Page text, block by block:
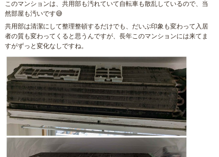
このマンションは、共用部も汚れていて自転車も散乱しているので、当
然部屋も汚いです😅
共用部は清潔にして整理整頓するだけでも、だいぶ印象も変わって入居
者の質も変わってくると思うんですが、長年このマンションには来てま
すがずっと変化なしですね。